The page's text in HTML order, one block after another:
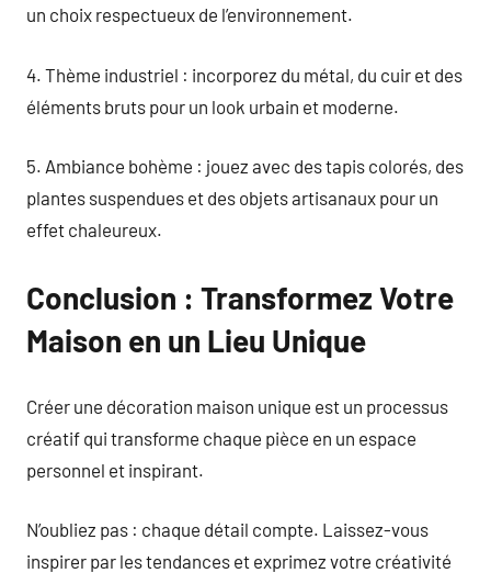
un choix respectueux de l’environnement.
4. Thème industriel : incorporez du métal, du cuir et des
éléments bruts pour un look urbain et moderne.
5. Ambiance bohème : jouez avec des tapis colorés, des
plantes suspendues et des objets artisanaux pour un
effet chaleureux.
Conclusion : Transformez Votre
Maison en un Lieu Unique
Créer une décoration maison unique est un processus
créatif qui transforme chaque pièce en un espace
personnel et inspirant.
N’oubliez pas : chaque détail compte. Laissez-vous
inspirer par les tendances et exprimez votre créativité